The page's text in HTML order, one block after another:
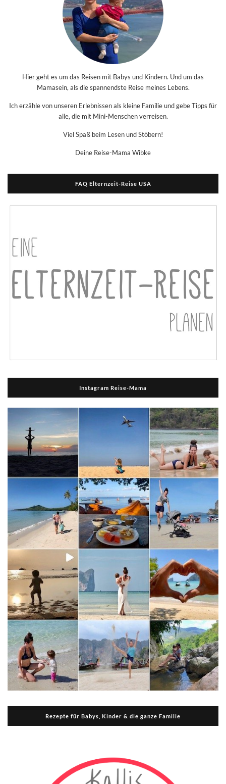
Hier geht es um das Reisen mit Babys und Kindern. Und um das
Mamasein, als die spannendste Reise meines Lebens.
Ich erzähle von unseren Erlebnissen als kleine Familie und gebe Tipps für
alle, die mit Mini-Menschen verreisen.
Viel Spaß beim Lesen und Stöbern!
Deine Reise-Mama Wibke
FAQ Elternzeit-Reise USA
Instagram Reise-Mama
Rezepte für Babys, Kinder & die ganze Familie